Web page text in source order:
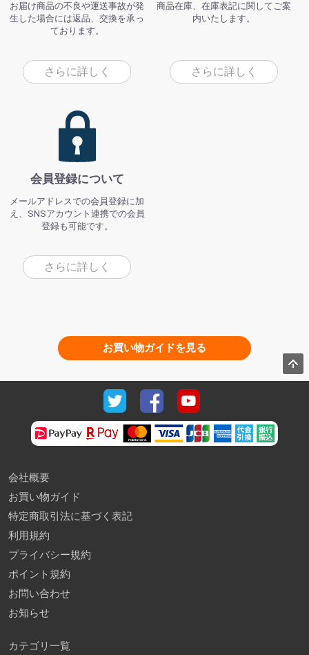
お届け商品の不良や運送事故が発
生した場合には返品、交換を承っ
ております。
さらに詳しく
商品在庫、在庫表記に関してご案
内いたします。
さらに詳しく
会員登録について
メールアドレスでの会員登録に加
え、SNSアカウント連携での会員
登録も可能です。
さらに詳しく
お買い物ガイドを見る
会社概要
お買い物ガイド
特定商取引法に基づく表記
利用規約
プライバシー規約
ポイント規約
お問い合わせ
お知らせ
カテゴリ一覧